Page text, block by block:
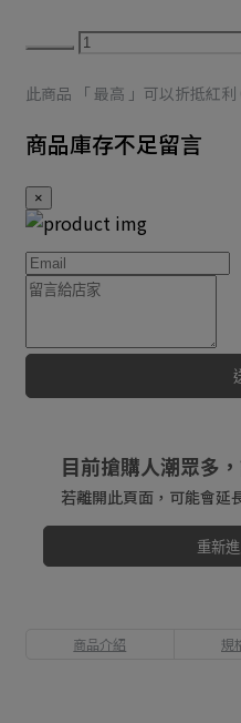
此商品 「 最高 」可以折抵紅利
商品庫存不足留言
×
目前搶購人潮眾多
若離開此頁面，可能會延
重新
商品介紹 規